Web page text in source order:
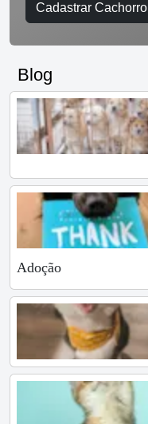
Cadastrar Cachorro
Blog
Adoção